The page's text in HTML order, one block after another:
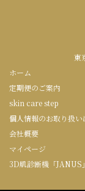
東
ホーム
定期便のご案内
skin care step
個人情報のお取り扱い
会社概要
マイページ
3D肌診断機「JANUS」